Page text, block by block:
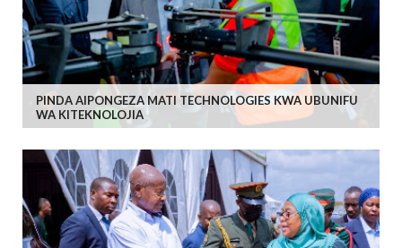
PINDA AIPONGEZA MATI TECHNOLOGIES KWA UBUNIFU
WA KITEKNOLOJIA